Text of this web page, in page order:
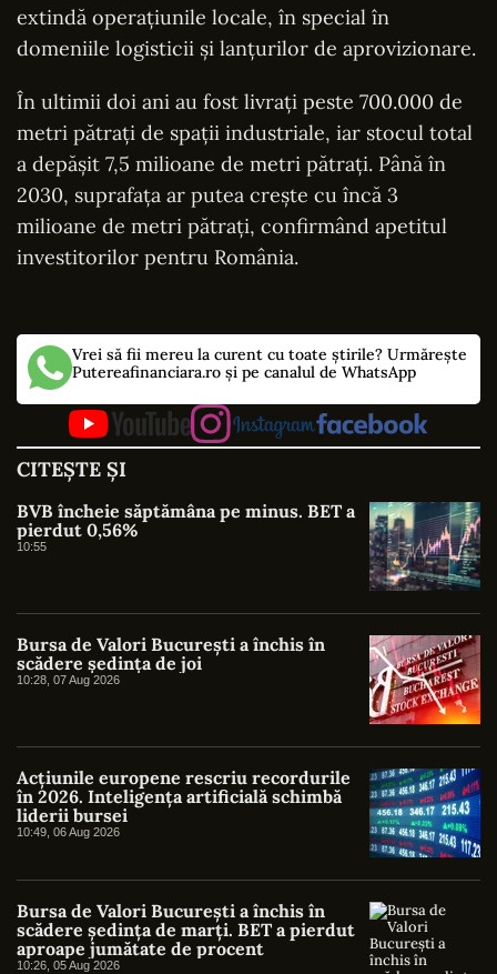
extindă operațiunile locale, în special în
domeniile logisticii și lanțurilor de aprovizionare.
În ultimii doi ani au fost livrați peste 700.000 de
metri pătrați de spații industriale, iar stocul total
a depășit 7,5 milioane de metri pătrați. Până în
2030, suprafața ar putea crește cu încă 3
milioane de metri pătrați, confirmând apetitul
investitorilor pentru România.
Vrei să fii mereu la curent cu toate știrile? Urmărește
Putereafinanciara.ro și pe canalul de WhatsApp
CITEȘTE ȘI
BVB încheie săptămâna pe minus. BET a
pierdut 0,56%
10:55
Bursa de Valori București a închis în
scădere ședința de joi
10:28, 07 Aug 2026
Acțiunile europene rescriu recordurile
în 2026. Inteligența artificială schimbă
liderii bursei
10:49, 06 Aug 2026
Bursa de Valori București a închis în
scădere ședința de marți. BET a pierdut
aproape jumătate de procent
10:26, 05 Aug 2026